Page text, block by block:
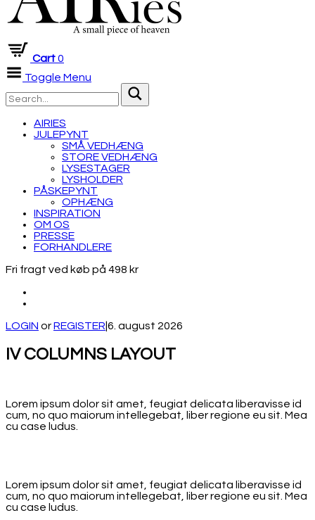
Cart0
Toggle Menu
AIRIES
JULEPYNT
SMÅ VEDHÆNG
STORE VEDHÆNG
LYSESTAGER
LYSHOLDER
PÅSKEPYNT
OPHÆNG
INSPIRATION
OM OS
PRESSE
FORHANDLERE
Fri fragt ved køb på 498 kr
LOGIN orREGISTER 6. august 2026
IV COLUMNS LAYOUT
Lorem ipsum dolor sit amet, feugiat delicata liberavisse id
cum, no quo maiorum intellegebat, liber regione eu sit. Mea
cu case ludus.
Lorem ipsum dolor sit amet, feugiat delicata liberavisse id
cum, no quo maiorum intellegebat, liber regione eu sit. Mea
cu case ludus.